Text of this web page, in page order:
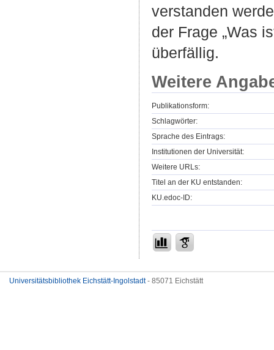
verstanden
der Frage „Was
überfällig.
Weitere
Publikationsform:
Schlagwörter:
Sprache des Eintrags:
Institutionen der Universität:
Weitere URLs:
Titel an der KU entstanden:
KU.edoc-ID:
Universitätsbibliothek Eichstätt-Ingolstadt- 85071 Eichstätt